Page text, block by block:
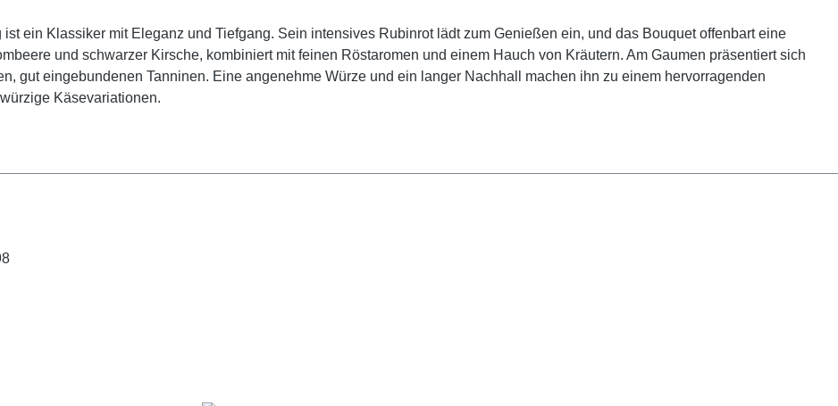
ein Klassiker mit Eleganz und Tiefgang. Sein intensives Rubinrot lädt zum Genießen ein, und das Bouquet offenbart eine
und schwarzer Kirsche, kombiniert mit feinen Röstaromen und einem Hauch von Kräutern. Am Gaumen präsentiert sich
gut eingebundenen Tanninen. Eine angenehme Würze und ein langer Nachhall machen ihn zu einem hervorragenden
Käsevariationen.